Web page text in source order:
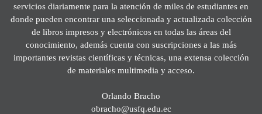
servicios diariamente para la atención de miles de estudiantes en
donde pueden encontrar una seleccionada y actualizada colección
de libros impresos y electrónicos en todas las áreas del
conocimiento, además cuenta con suscripciones a las más
importantes revistas científicas y técnicas, una extensa colección
de materiales multimedia y acceso.
Orlando Bracho
obracho@usfq.edu.ec